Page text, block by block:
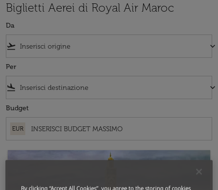
Biglietti Aerei di Royal Air Maroc
Da
flight_takeoff keyboard_arrow_down
Per
flight_land keyboard_arrow_down
Budget
EUR